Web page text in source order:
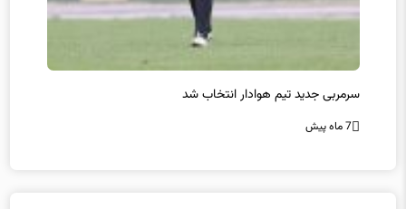
سرمربی جدید تیم هوادار انتخاب شد
7 ماه پیش